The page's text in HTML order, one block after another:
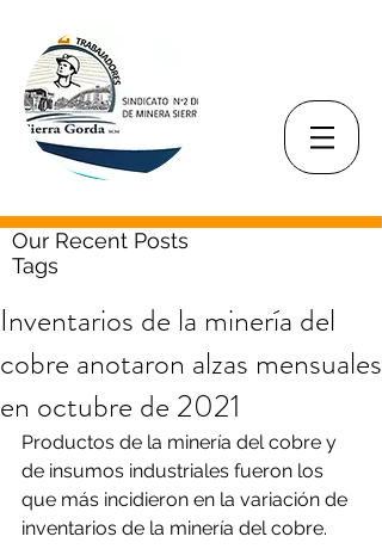
Our Recent Posts
Tags
Inventarios de la minería del
cobre anotaron alzas mensuales
en octubre de 2021
Productos de la minería del cobre y
de insumos industriales fueron los
que más incidieron en la variación de
inventarios de la minería del cobre.